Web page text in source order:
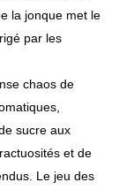
la jonque met le
par les
chaos de
sucre aux
et de
Le jeu des